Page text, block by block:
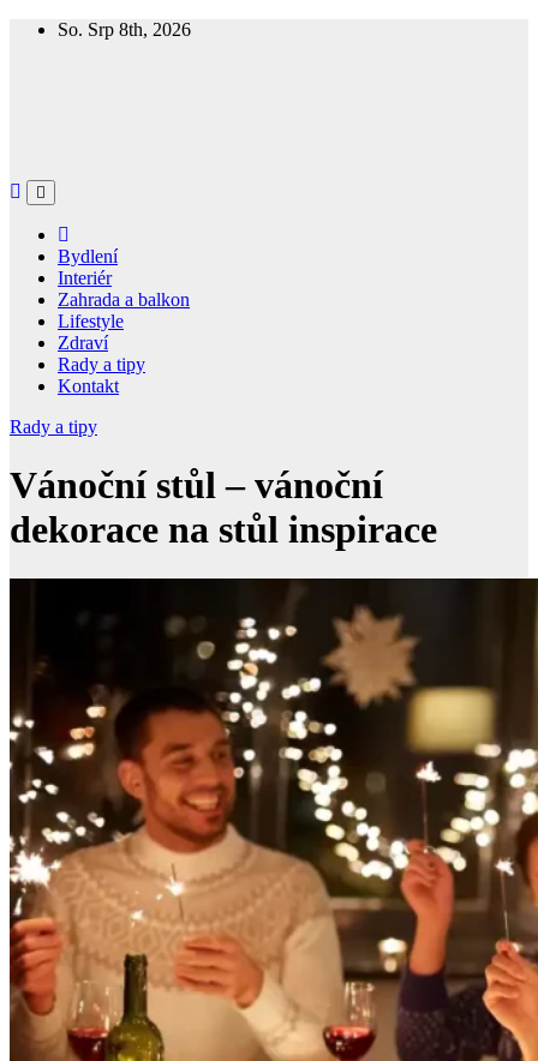
Skip
So. Srp 8th, 2026
Homespring
Magazín o bydlení a životě
Bydlení
Interiér
Zahrada a balkon
Lifestyle
Zdraví
Rady a tipy
Kontakt
Rady a tipy
Vánoční stůl – vánoční
dekorace na stůl inspirace